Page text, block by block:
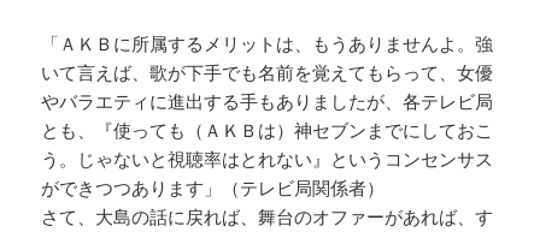
「ＡＫＢに所属するメリットは、もうありませんよ。強
いて言えば、歌が下手でも名前を覚えてもらって、女優
やバラエティに進出する手もありましたが、各テレビ局
とも、『使っても（ＡＫＢは）神セブンまでにしておこ
う。じゃないと視聴率はとれない』というコンセンサス
ができつつあります」（テレビ局関係者）
さて、大島の話に戻れば、舞台のオファーがあれば、す